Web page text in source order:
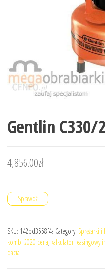
Gentlin C330/
4,856.00zł
Sprawdź
SKU: 142bd3558f4a Category: Sprężarki i
kombi 2020 cena, kalkulator leasingowy
dacia